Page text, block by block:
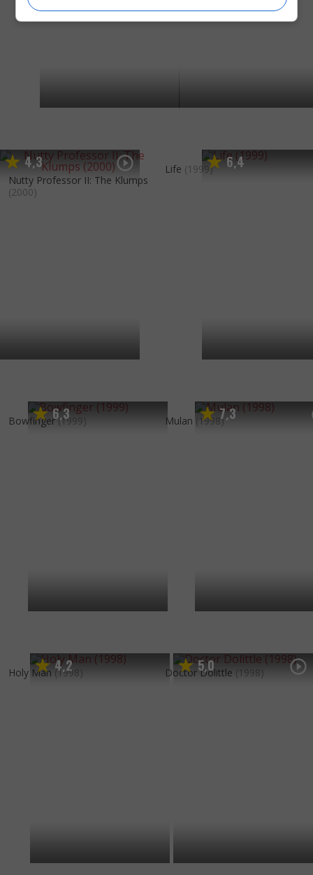
4,3
Nutty Professor II: The Klumps
(2000)
6,4
Life (1999)
6,3
Bowfinger (1999) 7,3
Mulan (1998)
4,2
Holy Man (1998) 5,0
Doctor Dolittle (1998)